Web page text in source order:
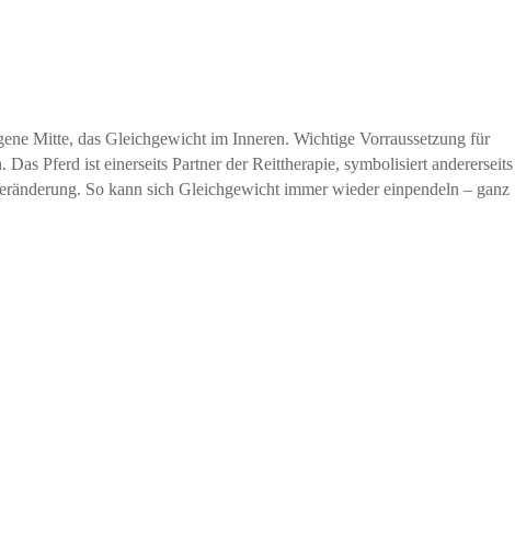
Mitte, das Gleichgewicht im Inneren. Wichtige Vorraussetzung für
Pferd ist einerseits Partner der Reittherapie, symbolisiert andererseits
So kann sich Gleichgewicht immer wieder einpendeln – ganz